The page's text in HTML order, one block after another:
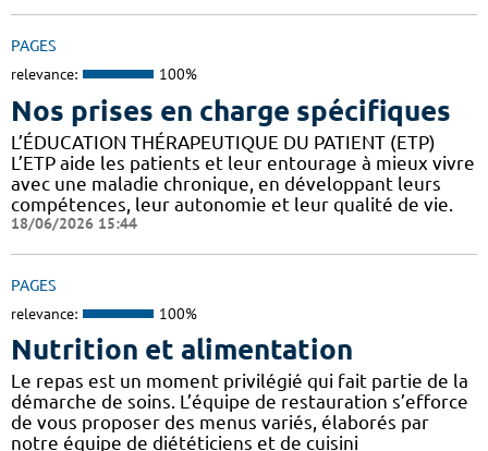
PAGES
relevance: 100%
Nos prises en charge spécifiques
L’ÉDUCATION THÉRAPEUTIQUE DU PATIENT (ETP)
L’ETP aide les patients et leur entourage à mieux vivre
avec une maladie chronique, en développant leurs
compétences, leur autonomie et leur qualité de vie.
18/06/2026 15:44
PAGES
relevance: 100%
Nutrition et alimentation
Le repas est un moment privilégié qui fait partie de la
démarche de soins. L’équipe de restauration s’efforce
de vous proposer des menus variés, élaborés par
notre équipe de diététiciens et de cuisini